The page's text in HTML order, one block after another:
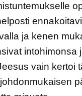
ja kenen
intohimonsa
vain kertoi